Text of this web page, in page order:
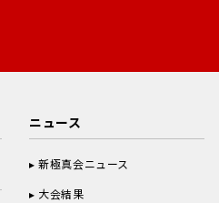
ニュース
新極真会ニュース
大会結果